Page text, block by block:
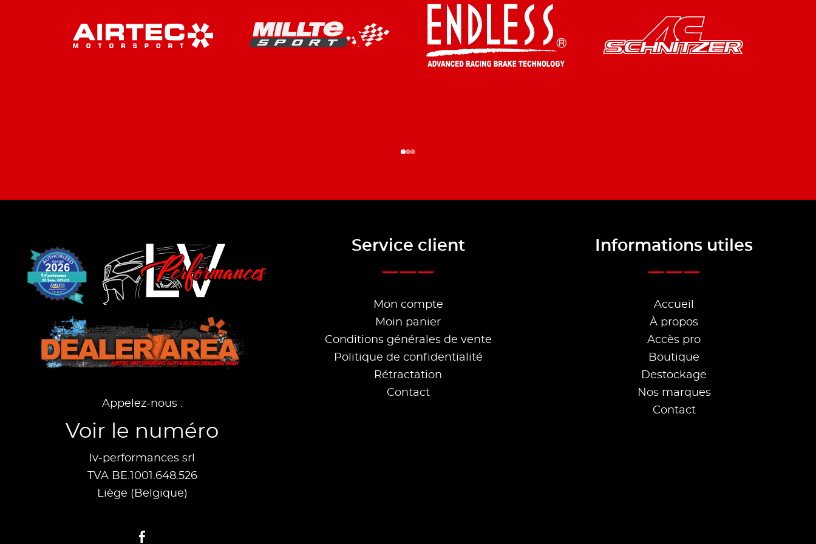
Service client
Mon compte
Moin panier
Conditions générales de vente
Politique de confidentialité
Rétractation
Contact
Informations utiles
Accueil
À propos
Accès pro
Boutique
Destockage
Nos marques
Contact
Appelez-nous :
Voir le numéro
lv-performances srl
TVA BE.1001.648.526
Liège (Belgique)